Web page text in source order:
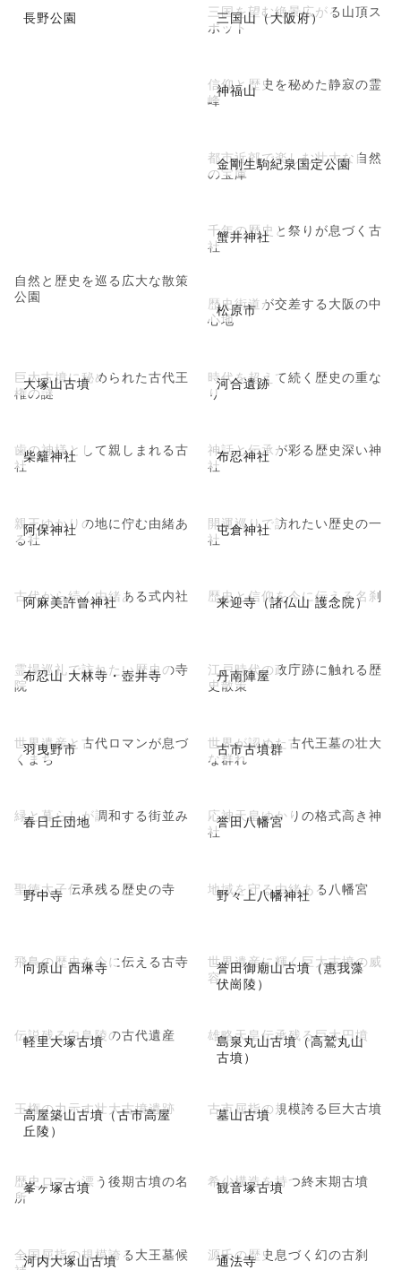
長野公園
自然と歴史を巡る広大な散策
公園
三国山（大阪府）
三国を望む絶景広がる山頂ス
ポット
神福山
信仰と歴史を秘めた静寂の霊
峰
金剛生駒紀泉国定公園
都市近郊で楽しむ壮大な自然
の宝庫
蟹井神社
千年の歴史と祭りが息づく古
社
松原市
歴史街道が交差する大阪の中
心地
大塚山古墳
巨大古墳に秘められた古代王
権の謎
河合遺跡
時代を超えて続く歴史の重な
り
柴籬神社
歯の神様として親しまれる古
社
布忍神社
神話と伝承が彩る歴史深い神
社
阿保神社
親王ゆかりの地に佇む由緒あ
る社
屯倉神社
開運巡りで訪れたい歴史の一
社
阿麻美許曾神社
古代から続く由緒ある式内社 来迎寺（諸仏山 護念院）
歴史と信仰を今に伝える名刹
布忍山 大林寺・壺井寺
霊場巡礼で訪れたい歴史の寺
院
丹南陣屋
江戸時代の政庁跡に触れる歴
史散策
羽曳野市
世界遺産と古代ロマンが息づ
くまち
古市古墳群
世界が認めた古代王墓の壮大
な群れ
春日丘団地
緑と暮らしが調和する街並み 誉田八幡宮
応神天皇ゆかりの格式高き神
社
野中寺
聖徳太子伝承残る歴史の寺 野々上八幡神社
地域を守る由緒ある八幡宮
向原山 西琳寺
飛鳥の歴史を今に伝える古寺
誉田御廟山古墳（惠我藻
伏崗陵）
世界遺産に輝く巨大古墳の威
容
軽里大塚古墳
伝説残る白鳥陵の古代遺産
島泉丸山古墳（高鷲丸山
古墳）
雄略天皇伝承残る巨大円墳
高屋築山古墳（古市高屋
丘陵）
王権の力示す壮大古墳遺跡 墓山古墳
古市屈指の規模誇る巨大古墳
峯ヶ塚古墳
歴史ロマン漂う後期古墳の名
所
観音塚古墳
希少構造を持つ終末期古墳
河内大塚山古墳
全国屈指の規模誇る大王墓候
通法寺
源氏の歴史息づく幻の古刹